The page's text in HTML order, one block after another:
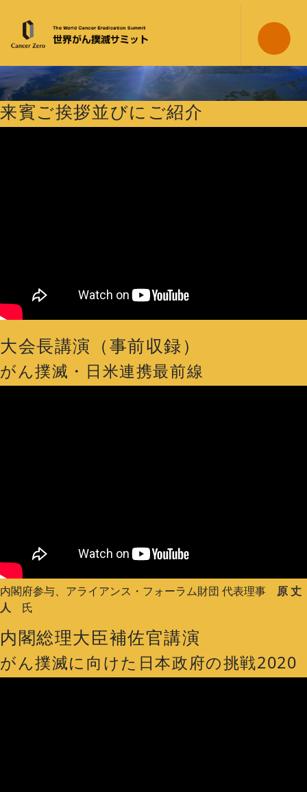
日米がん撲滅サミット2020動画配信
来賓ご挨拶並びにご紹介
大会長講演（事前収録）
がん撲滅・日米連携最前線
内閣府参与、アライアンス・フォーラム財団 代表理事 原 丈
人 氏
内閣総理大臣補佐官講演
がん撲滅に向けた日本政府の挑戦2020